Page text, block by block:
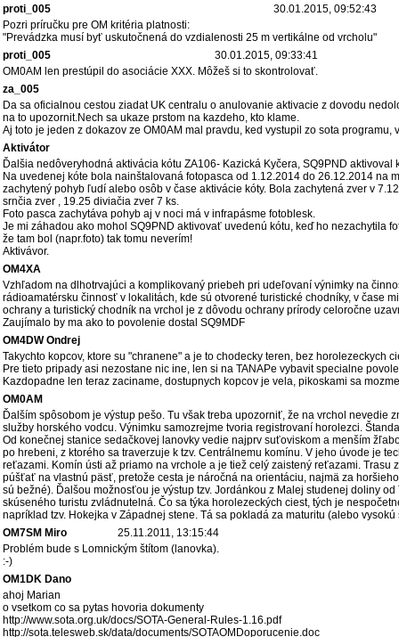
proti_005
30.01.2015, 09:52:43
Pozri príručku pre OM kritéria platnosti:
"Prevádzka musí byť uskutočnená do vzdialenosti 25 m vertikálne od vrcholu"
proti_005
30.01.2015, 09:33:41
OM0AM len prestúpil do asociácie XXX. Môžeš si to skontrolovať.
za_005
Da sa oficialnou cestou ziadat UK centralu o anulovanie aktivacie z dovodu
na to upozornit.Nech sa ukaze prstom na kazdeho, kto klame.
Aj toto je jeden z dokazov ze OM0AM mal pravdu, ked vystupil zo sota programu,
Aktivátor
Ďalšia nedôveryhodná aktivácia kótu ZA106- Kazická Kyčera, SQ9PND aktivoval
Na uvedenej kóte bola nainštalovaná fotopasca od 1.12.2014 do 26.12.2014 na
zachytený pohyb ľudí alebo osôb v čase aktivácie kóty. Bola zachytená zver v
srnčia zver , 19.25 diviačia zver 7 ks.
Foto pasca zachytáva pohyb aj v noci má v infrapásme fotoblesk.
Je mi záhadou ako mohol SQ9PND aktivovať uvedenú kótu, keď ho nezachytila
že tam bol (napr.foto) tak tomu neverím!
Aktivávor.
OM4XA
Vzhľadom na dlhotrvajúci a komplikovaný priebeh pri udeľovaní výnimky na
rádioamatérsku činnosť v lokalitách, kde sú otvorené turistické chodníky, v čase
ochrany a turistický chodník na vrchol je z dôvodu ochrany prírody celoročne
Zaujímalo by ma ako to povolenie dostal SQ9MDF
OM4DW Ondrej
Takychto kopcov, ktore su "chranene" a je to chodecky teren, bez horolezeckych
Pre tieto pripady asi nezostane nic ine, len si na TANAPe vybavit specialne
Kazdopadne len teraz zaciname, dostupnych kopcov je vela, pikoskami sa
OM0AM
Ďalším spôsobom je výstup pešo. Tu však treba upozorniť, že na vrchol
služby horského vodcu. Výnimku samozrejme tvoria registrovaní horolezci.
Od konečnej stanice sedačkovej lanovky vedie najprv suťoviskom a menším
po hrebeni, z ktorého sa traverzuje k tzv. Centrálnemu komínu. V jeho úvode je
reťazami. Komín ústi až priamo na vrchole a je tiež celý zaistený reťazami.
púšťať na vlastnú päsť, pretože cesta je náročná na orientáciu, najmä za
sú bežné). Ďalšou možnosťou je výstup tzv. Jordánkou z Malej studenej doliny
skúseného turistu zvládnutelná. Čo sa týka horolezeckých ciest, tých je
napríklad tzv. Hokejka v Západnej stene. Tá sa pokladá za maturitu (alebo
OM7SM Miro
25.11.2011, 13:15:44
Problém bude s Lomnickým štítom (lanovka).
:-)
OM1DK Dano
ahoj Marian
o vsetkom co sa pytas hovoria dokumenty
http://www.sota.org.uk/docs/SOTA-General-Rules-1.16.pdf
http://sota.telesweb.sk/data/documents/SOTAOMDoporucenie.doc